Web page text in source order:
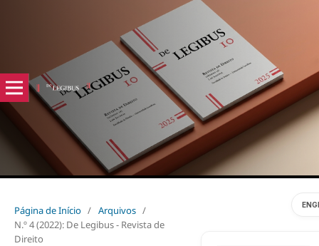
Página de Início / Arquivos /
N.º 4 (2022): De Legibus - Revista de
Direito